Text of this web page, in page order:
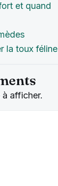
et quand
la toux féline
afficher.